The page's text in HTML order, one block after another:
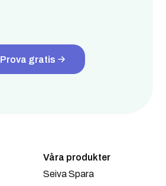
Prova gratis
Våra produkter
Seiva Spara